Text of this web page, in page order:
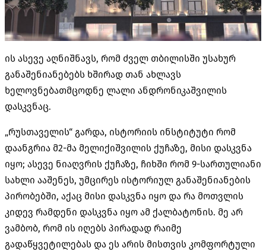
ის ასევე აღნიშნავს, რომ ძველ თბილისში უსახურ
განაშენიანებებს ხშირად თან ახლავს
ხელოვნებათმცოდნე ლალი ანდრონიკაშვილის
დასკვნაც.
„რუსთაველის“ გარდა, ისტორიის ინსტიტუტი რომ
დაანგრია მ2-მა მელიქიშვილის ქუჩაზე, მისი დასკვნა
იყო; ასევე ნიაღვრის ქუჩაზე, ჩიხში რომ 9-სართულიანი
სახლი ააშენეს, უმცირეს ისტორიულ განაშენიანების
პირობებში, აქაც მისი დასკვნა იყო და რა მოთვლის
კიდევ რამდენი დასკვნა იყო ამ ქალბატონის. მე არ
ვამბობ, რომ ის იღებს პირადად რაიმე
გადაწყვეტილებას და ეს არის მისთვის კომფორტული